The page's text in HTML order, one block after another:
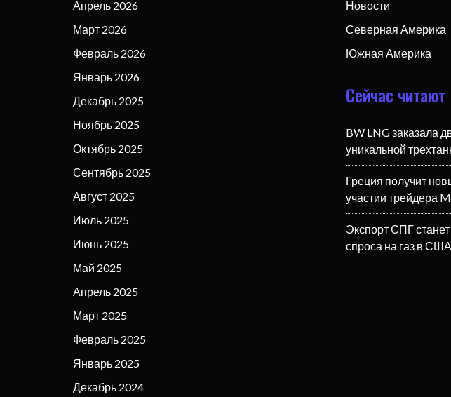
Апрель 2026
Март 2026
Февраль 2026
Январь 2026
Декабрь 2025
Ноябрь 2025
Октябрь 2025
Сентябрь 2025
Август 2025
Июль 2025
Июнь 2025
Май 2025
Апрель 2025
Март 2025
Февраль 2025
Январь 2025
Декабрь 2024
Новости
Северная Америка
Южная Америка
Сейчас читают
BW LNG заказала
уникальной
Греция получит
участии трейдера
Экспорт СПГ
спроса на газ в США